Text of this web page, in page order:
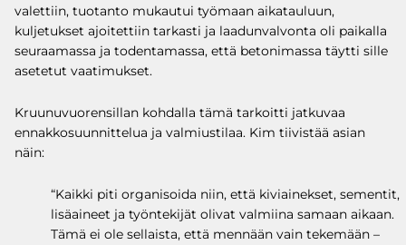
valettiin, tuotanto mukautui työmaan aikatauluun,
kuljetukset ajoitettiin tarkasti ja laadunvalvonta oli paikalla
seuraamassa ja todentamassa, että betonimassa täytti sille
asetetut vaatimukset.
Kruunuvuorensillan kohdalla tämä tarkoitti jatkuvaa
ennakkosuunnittelua ja valmiustilaa. Kim tiivistää asian
näin:
“Kaikki piti organisoida niin, että kiviainekset, sementit,
lisäaineet ja työntekijät olivat valmiina samaan aikaan.
Tämä ei ole sellaista, että mennään vain tekemään –